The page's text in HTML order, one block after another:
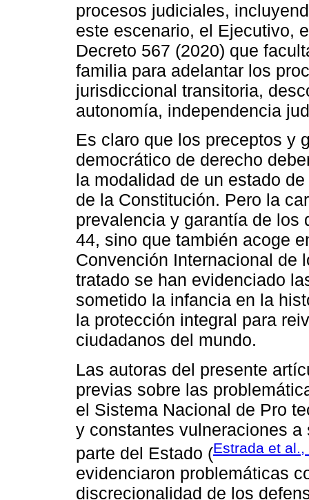
procesos judiciales,
este escenario, el Ejecutivo,
Decreto 567 (2020) que
familia para adelantar los
jurisdiccional transitoria,
autonomía, independencia
Es claro que los preceptos y
democrático de derecho
la modalidad de un estado
de la Constitución. Pero la
prevalencia y garantía de los
44, sino que también acoge
Convención Internacional de
tratado se han evidenciado
sometido la infancia en la
la protección integral para
ciudadanos del mundo.
Las autoras del presente
previas sobre las
el Sistema Nacional de Pro
y constantes vulneraciones
parte del Estado (Estrada et al.,
evidenciaron problemáticas
discrecionalidad de los